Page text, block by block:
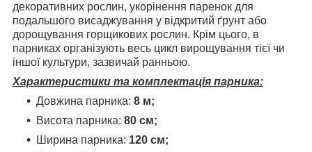
декоративних рослин, укорінення паренок для
подальшого висаджування у відкритий ґрунт або
дорощування горщикових рослин. Крім цього, в
парниках організують весь цикл вирощування тієї чи
іншої культури, зазвичай ранньою.
Характеристики та комплектація парника:
Довжина парника: 8 м;
Висота парника: 80 см;
Ширина парника: 120 см;